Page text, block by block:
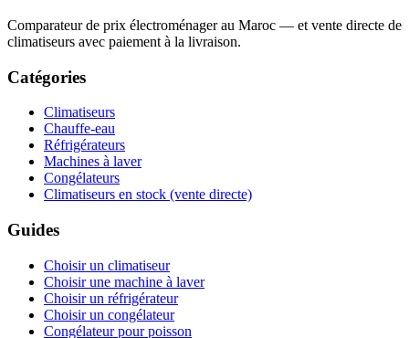
Comparateur de prix électroménager au Maroc — et vente directe de
climatiseurs avec paiement à la livraison.
Catégories
Climatiseurs
Chauffe-eau
Réfrigérateurs
Machines à laver
Congélateurs
Climatiseurs en stock (vente directe)
Guides
Choisir un climatiseur
Choisir une machine à laver
Choisir un réfrigérateur
Choisir un congélateur
Congélateur pour poisson